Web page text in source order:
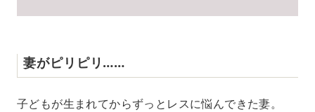
妻がピリピリ……
子どもが生まれてからずっとレスに悩んできた妻。